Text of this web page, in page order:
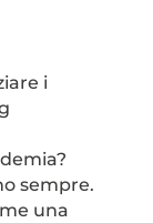
i
sempre.
una